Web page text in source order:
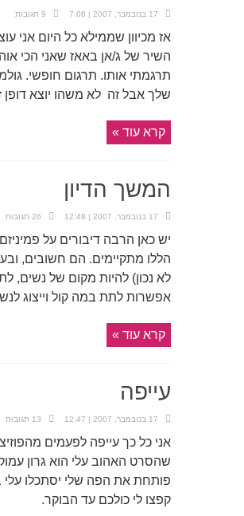
17 בנובמבר, 2007 | 7:08 9 תגובות
אז מכיוון שממילא כל היום
השיר של ג/אן באאז שאני הכי
תרגמתי אותו. תרגום חופשי.
שלך אבל זה לא משהו יוצא
קרא עוד »
המשך הדיון
17 בנובמבר, 2007 | 12:48 26 תגובות
יש כאן הרבה דיבורים על פמיניזם
הללו מתקיימים. הם חשובים,
לא נכון) להיות מקום של נשים,
אפשרות לתת במה קול וייצוג
קרא עוד »
עייפה
17 בנובמבר, 2007 | 12:47 13 תגובות
אני כל כך עייפה לפעמים
שהסרט האהוב עלי הוא גרון
פותחת את הפה שלי יסתכלו עלי
קפצו לי כולכם עד הבוקר.